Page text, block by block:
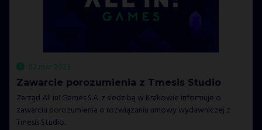
02 mar 2023
Zawarcie porozumienia z Tmesis Studio
Zarząd All in! Games S.A. z siedzibą w Krakowie informuje o
zawarciu porozumienia o rozwiązaniu umowy wydawniczej z
Tmesis Studio.